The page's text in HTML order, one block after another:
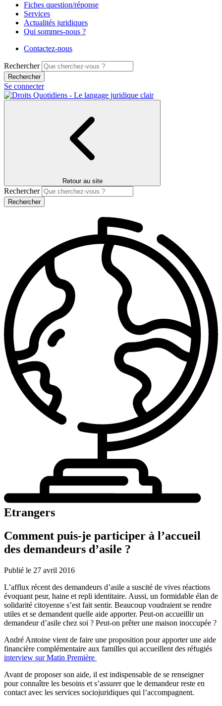
Fiches question/réponse
Services
Actualités juridiques
Qui sommes-nous ?
Contactez-nous
Rechercher
Se connecter
Retour au site
Rechercher
Etrangers
Comment puis-je participer à l’accueil
des demandeurs d’asile ?
Publié le 27 avril 2016
L’afflux récent des demandeurs d’asile a suscité de vives réactions
évoquant peur, haine et repli identitaire. Aussi, un formidable élan de
solidarité citoyenne s’est fait sentir. Beaucoup voudraient se rendre
utiles et se demandent quelle aide apporter. Peut-on accueillir un
demandeur d’asile chez soi ? Peut-on prêter une maison inoccupée ?
André Antoine vient de faire une proposition pour apporter une aide
financière complémentaire aux familles qui accueillent des réfugiés
interview sur Matin Première
Avant de proposer son aide, il est indispensable de se renseigner
pour connaître les besoins et s’assurer que le demandeur reste en
contact avec les services sociojuridiques qui l’accompagnent.